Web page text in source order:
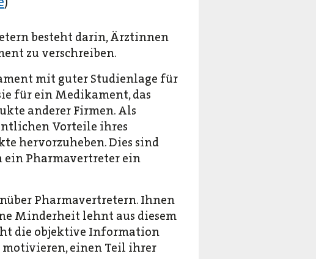
besteht darin, Ärztinnen
zu verschreiben.
mit guter Studienlage für
für ein Medikament, das
anderer Firmen. Als
Vorteile ihres
hervorzuheben. Dies sind
ein Pharmavertreter ein
Pharmavertretern. Ihnen
Minderheit lehnt aus diesem
die objektive Information
motivieren, einen Teil ihrer